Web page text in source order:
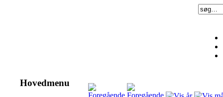
Hovedmenu